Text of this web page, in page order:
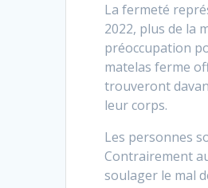
La fermeté
2022, plus de la
préoccupation
matelas ferme
trouveront
leur corps.
Les personnes
Contrairement
soulager le mal